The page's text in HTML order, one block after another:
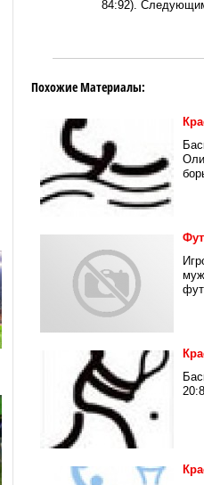
84:92).
Похожие Материалы: